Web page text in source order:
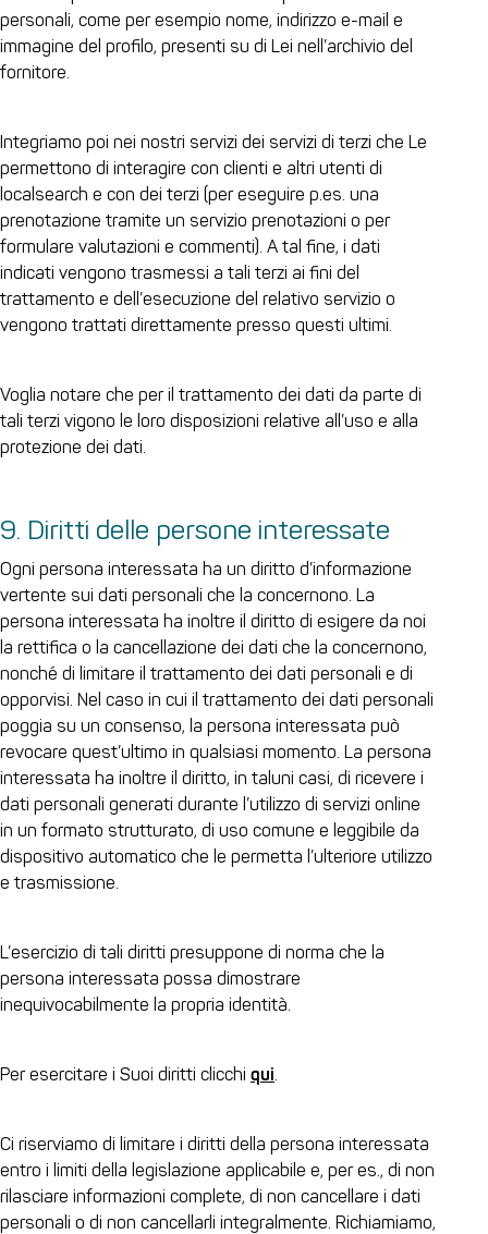
personali, come per esempio nome, indirizzo e-mail e
immagine del profilo, presenti su di Lei nell’archivio del
fornitore.
Integriamo poi nei nostri servizi dei servizi di terzi che Le
permettono di interagire con clienti e altri utenti di
localsearch e con dei terzi (per eseguire p.es. una
prenotazione tramite un servizio prenotazioni o per
formulare valutazioni e commenti). A tal fine, i dati
indicati vengono trasmessi a tali terzi ai fini del
trattamento e dell’esecuzione del relativo servizio o
vengono trattati direttamente presso questi ultimi.
Voglia notare che per il trattamento dei dati da parte di
tali terzi vigono le loro disposizioni relative all’uso e alla
protezione dei dati.
9. Diritti delle persone interessate
Ogni persona interessata ha un diritto d’informazione
vertente sui dati personali che la concernono. La
persona interessata ha inoltre il diritto di esigere da noi
la rettifica o la cancellazione dei dati che la concernono,
nonché di limitare il trattamento dei dati personali e di
opporvisi. Nel caso in cui il trattamento dei dati personali
poggia su un consenso, la persona interessata può
revocare quest’ultimo in qualsiasi momento. La persona
interessata ha inoltre il diritto, in taluni casi, di ricevere i
dati personali generati durante l’utilizzo di servizi online
in un formato strutturato, di uso comune e leggibile da
dispositivo automatico che le permetta l’ulteriore utilizzo
e trasmissione.
L’esercizio di tali diritti presuppone di norma che la
persona interessata possa dimostrare
inequivocabilmente la propria identità.
Per esercitare i Suoi diritti clicchi qui.
Ci riserviamo di limitare i diritti della persona interessata
entro i limiti della legislazione applicabile e, per es., di non
rilasciare informazioni complete, di non cancellare i dati
personali o di non cancellarli integralmente. Richiamiamo,